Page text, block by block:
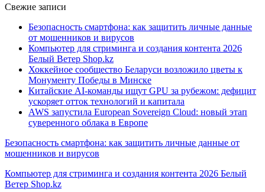
Свежие записи
Безопасность смартфона: как защитить личные данные
от мошенников и вирусов
Компьютер для стриминга и создания контента 2026
Белый Ветер Shop.kz
Хоккейное сообщество Беларуси возложило цветы к
Монументу Победы в Минске
Китайские AI-команды ищут GPU за рубежом: дефицит
ускоряет отток технологий и капитала
AWS запустила European Sovereign Cloud: новый этап
суверенного облака в Европе
Безопасность смартфона: как защитить личные данные от
мошенников и вирусов
Компьютер для стриминга и создания контента 2026 Белый
Ветер Shop.kz